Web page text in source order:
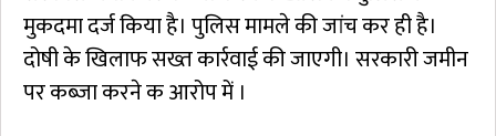
मुकदमा दर्ज किया है। पुलिस मामले की जांच कर ही है।
दोषी के खिलाफ सख्त कार्रवाई की जाएगी। सरकारी जमीन
पर कब्जा करने क आरोप में ।